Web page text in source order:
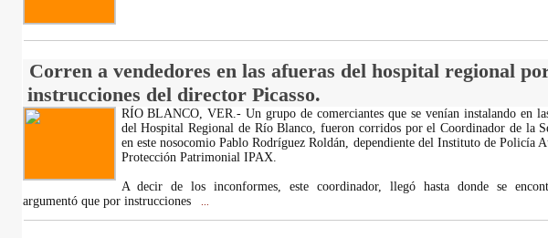
Corren a vendedores en las afueras del hospital regional
instrucciones del director Picasso.
RÍO BLANCO, VER.- Un grupo de comerciantes que se venían instalando en
del Hospital Regional de Río Blanco, fueron corridos por el Coordinador de la
en este nosocomio Pablo Rodríguez Roldán, dependiente del Instituto de Policía
Protección Patrimonial IPAX.
A decir de los inconformes, este coordinador, llegó hasta donde se
argumentó que por instrucciones